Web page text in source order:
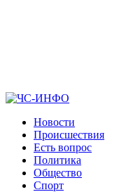
Новости
Происшествия
Есть вопрос
Политика
Общество
Спорт